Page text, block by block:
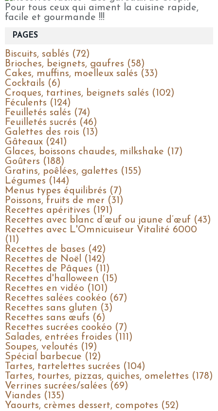
Pour tous ceux qui aiment la cuisine rapide,
facile et gourmande !!!
PAGES
Biscuits, sablés (72)
Brioches, beignets, gaufres (58)
Cakes, muffins, moelleux salés (33)
Cocktails (6)
Croques, tartines, beignets salés (102)
Féculents (124)
Feuilletés salés (74)
Feuilletés sucrés (46)
Galettes des rois (13)
Gâteaux (241)
Glaces, boissons chaudes, milkshake (17)
Goûters (188)
Gratins, poêlées, galettes (155)
Légumes (144)
Menus types équilibrés (7)
Poissons, fruits de mer (31)
Recettes apéritives (191)
Recettes avec blanc d’œuf ou jaune d’œuf (43)
Recettes avec L'Omnicuiseur Vitalité 6000
(11)
Recettes de bases (42)
Recettes de Noël (142)
Recettes de Pâques (11)
Recettes d'halloween (15)
Recettes en vidéo (101)
Recettes salées cookéo (67)
Recettes sans gluten (3)
Recettes sans œufs (6)
Recettes sucrées cookéo (7)
Salades, entrées froides (111)
Soupes, veloutés (19)
Spécial barbecue (12)
Tartes, tartelettes sucrées (104)
Tartes, tourtes, pizzas, quiches, omelettes (178)
Verrines sucrées/salées (69)
Viandes (135)
Yaourts, crèmes dessert, compotes (52)